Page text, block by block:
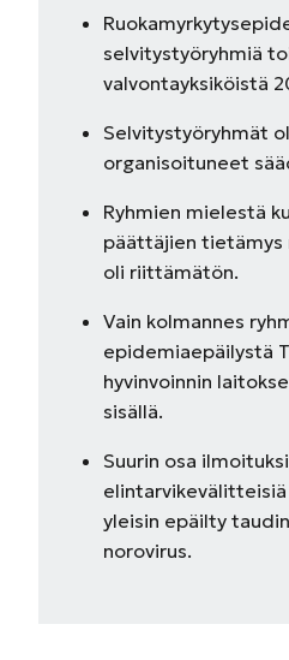
selvitystyöryhmiä
valvontayksiköistä
Selvitystyöryhmät
organisoituneet
Ryhmien mielestä
päättäjien tietämys
oli riittämätön.
Vain kolmannes
epidemiaepäilystä
hyvinvoinnin
sisällä.
Suurin osa
yleisin epäilty
norovirus.